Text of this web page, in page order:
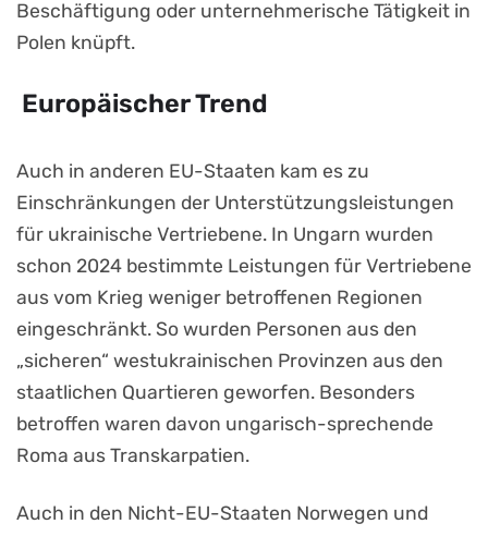
Beschäftigung oder unternehmerische Tätigkeit in
Polen knüpft.
Europäischer Trend
Auch in anderen EU-Staaten kam es zu
Einschränkungen der Unterstützungsleistungen
für ukrainische Vertriebene. In Ungarn wurden
schon 2024 bestimmte Leistungen für Vertriebene
aus vom Krieg weniger betroffenen Regionen
eingeschränkt. So wurden Personen aus den
„sicheren“ westukrainischen Provinzen aus den
staatlichen Quartieren geworfen. Besonders
betroffen waren davon ungarisch-sprechende
Roma aus Transkarpatien.
Auch in den Nicht-EU-Staaten Norwegen und